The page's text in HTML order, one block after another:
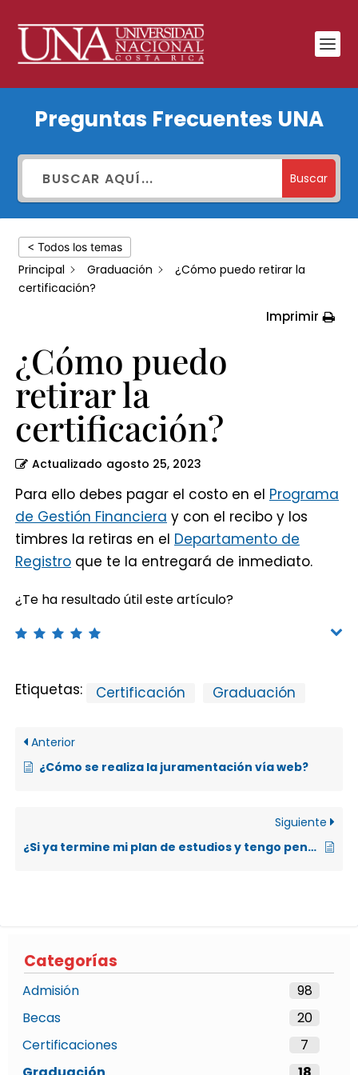
puedo
retirar
certificación?
Preguntas Frecuentes UNA
Buscar
Categorías
Admisión
98
Becas
20
Certificaciones
7
< Todos los temas
Principal Graduación
¿Cómo puedo retirar la
certificación?
Imprimir
¿Cómo puedo
retirar la
certificación?
Actualizado agosto 25, 2023
Para ello debes pagar el costo en el Programa
de Gestión Financiera y con el recibo y los
timbres la retiras en el Departamento de
Registro que te la entregará de inmediato.
¿Te ha resultado útil este artículo?
Etiquetas: Certificación Graduación
Anterior
¿Cómo se realiza la juramentación vía web?
Siguiente
¿Si ya termine mi plan de estudios y tengo pendiente mi tesis, cómo puedo obtener una certificación que lo acredite?